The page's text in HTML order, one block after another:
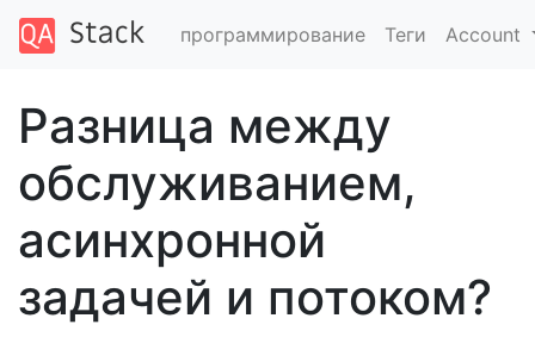
программирование Теги Account
Разница между
обслуживанием,
асинхронной
задачей и потоком?